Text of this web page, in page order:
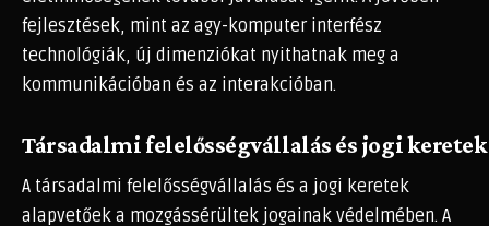
fejlesztések, mint az agy-komputer interfész
technológiák, új dimenziókat nyithatnak meg a
kommunikációban és az interakcióban.
Társadalmi felelősségvállalás és jogi keretek
A társadalmi felelősségvállalás és a jogi keretek
alapvetőek a mozgássérültek jogainak védelmében. A